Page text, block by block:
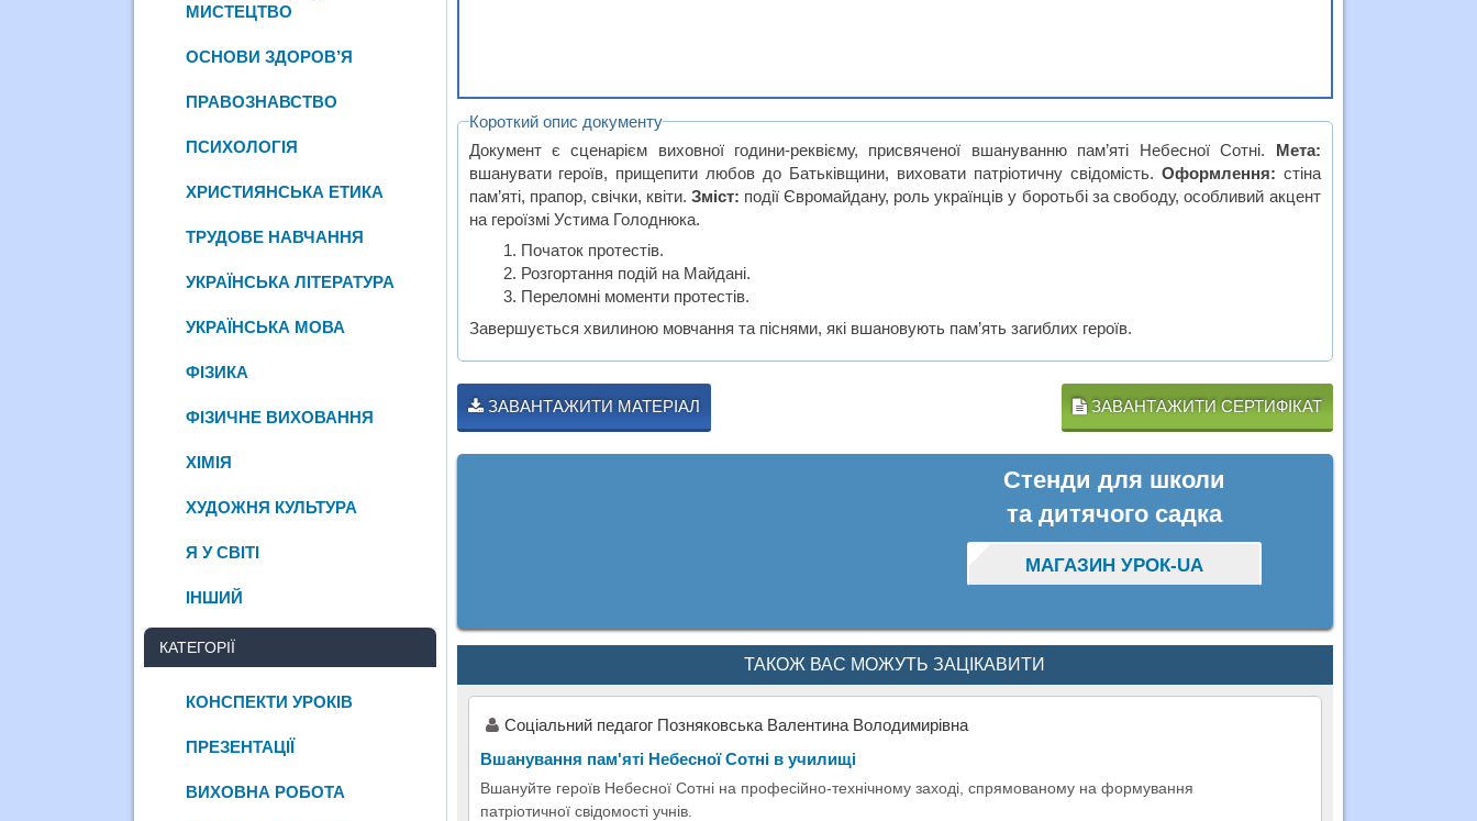
Короткий опис документу
Документ є сценарієм виховної години-реквієму, присвяченої вшануванню пам’яті Небесної Сотні. Мета:
вшанувати героїв, прищепити любов до Батьківщини, виховати патріотичну свідомість. Оформлення: стіна
пам’яті, прапор, свічки, квіти. Зміст: події Євромайдану, роль українців у боротьбі за свободу, особливий акцент
на героїзмі Устима Голоднюка.
Початок протестів.
Розгортання подій на Майдані.
Переломні моменти протестів.
Завершується хвилиною мовчання та піснями, які вшановують пам’ять загиблих героїв.
ЗАВАНТАЖИТИ МАТЕРІАЛ ЗАВАНТАЖИТИ СЕРТИФІКАТ
Стенди для школи
та дитячого садка
МАГАЗИН УРОК-UA
ТАКОЖ ВАС МОЖУТЬ ЗАЦІКАВИТИ
Соціальний педагог Позняковська Валентина Володимирівна
Вшанування пам'яті Небесної Сотні в училищі
Вшануйте героїв Небесної Сотні на професійно-технічному заході, спрямованому на формування
патріотичної свідомості учнів.
МИСТЕЦТВО
ОСНОВИ ЗДОРОВ’Я
ПРАВОЗНАВСТВО
ПСИХОЛОГІЯ
ХРИСТИЯНСЬКА ЕТИКА
ТРУДОВЕ НАВЧАННЯ
УКРАЇНСЬКА ЛІТЕРАТУРА
УКРАЇНСЬКА МОВА
ФІЗИКА
ФІЗИЧНЕ ВИХОВАННЯ
ХІМІЯ
ХУДОЖНЯ КУЛЬТУРА
Я У СВІТІ
ІНШИЙ
КАТЕГОРІЇ
КОНСПЕКТИ УРОКІВ
ПРЕЗЕНТАЦІЇ
ВИХОВНА РОБОТА